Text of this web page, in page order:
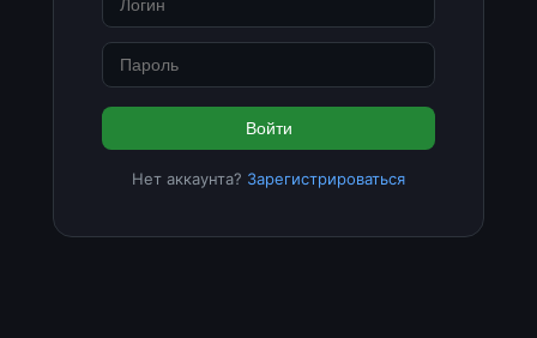
Войти
Нет аккаунта? Зарегистрироваться